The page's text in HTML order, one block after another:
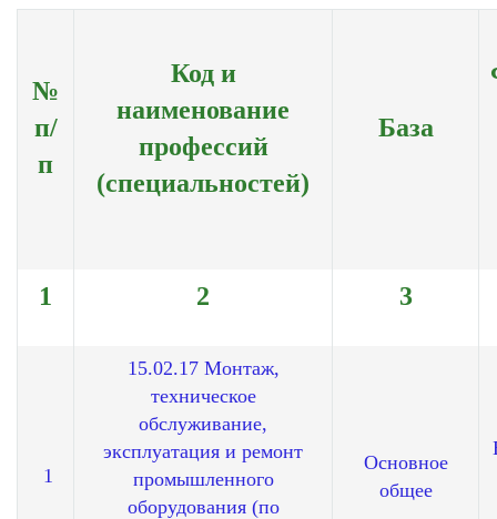
№
п/
п
Код и
наименование
профессий
(специальностей)
База
1 2 3
1
15.02.17 Монтаж,
техническое
обслуживание,
эксплуатация и ремонт
промышленного
оборудования (по
Основное
общее